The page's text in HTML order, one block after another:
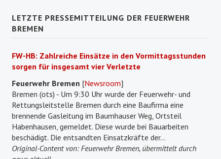
LETZTE PRESSEMITTEILUNG DER FEUERWEHR
BREMEN
FW-HB: Zahlreiche Einsätze in den Vormittagsstunden
sorgen für insgesamt vier Verletzte
Feuerwehr Bremen [Newsroom]
Bremen (ots) - Um 9:30 Uhr wurde der Feuerwehr- und
Rettungsleitstelle Bremen durch eine Baufirma eine
brennende Gasleitung im Baumhauser Weg, Ortsteil
Habenhausen, gemeldet. Diese wurde bei Bauarbeiten
beschädigt. Die entsandten Einsatzkräfte der...
Original-Content von: Feuerwehr Bremen, übermittelt durch